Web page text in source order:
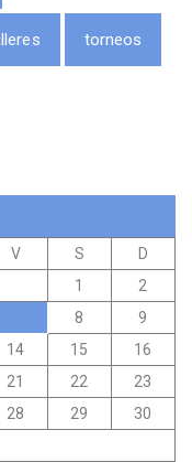
torneos
V S
D
1
2
8
9
14 15
16
21 22
23
28 29
30